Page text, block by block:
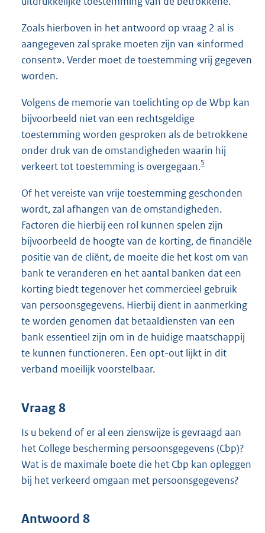
Zoals hierboven in het antwoord op vraag 2 al is
aangegeven zal sprake moeten zijn van «informed
consent». Verder moet de toestemming vrij gegeven
worden.
Volgens de memorie van toelichting op de Wbp kan
bijvoorbeeld niet van een rechtsgeldige
toestemming worden gesproken als de betrokkene
onder druk van de omstandigheden waarin hij
verkeert tot toestemming is overgegaan.5
Of het vereiste van vrije toestemming geschonden
wordt, zal afhangen van de omstandigheden.
Factoren die hierbij een rol kunnen spelen zijn
bijvoorbeeld de hoogte van de korting, de financiële
positie van de cliënt, de moeite die het kost om van
bank te veranderen en het aantal banken dat een
korting biedt tegenover het commercieel gebruik
van persoonsgegevens. Hierbij dient in aanmerking
te worden genomen dat betaaldiensten van een
bank essentieel zijn om in de huidige maatschappij
te kunnen functioneren. Een opt-out lijkt in dit
verband moeilijk voorstelbaar.
Vraag 8
Is u bekend of er al een zienswijze is gevraagd aan
het College bescherming persoonsgegevens (Cbp)?
Wat is de maximale boete die het Cbp kan opleggen
bij het verkeerd omgaan met persoonsgegevens?
Antwoord 8